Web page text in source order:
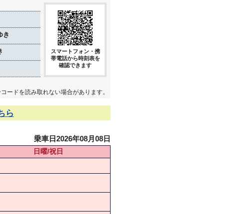
き
スマートフォン・携
帯電話から時刻表を
確認できます
ードを読み取れない場合があります。
ら
乗車日2026年08月08日
日曜/祝日